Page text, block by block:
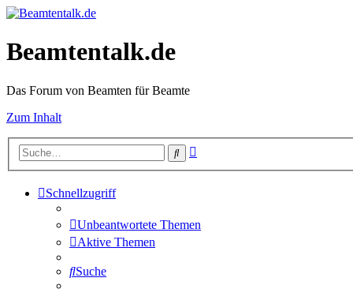
Beamtentalk.de
Das Forum von Beamten für Beamte
Zum Inhalt
Suche
Schnellzugriff
Unbeantwortete Themen
Aktive Themen
Suche